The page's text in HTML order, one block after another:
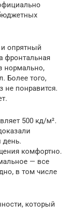
опрятный
фронтальная
нормально,
Более того,
не понравится.
500 кд/м².
день.
комфортно.
— все
в том числе
который